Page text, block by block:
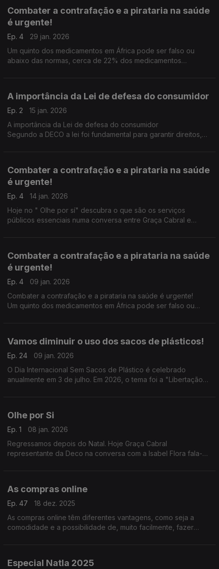
Combater a contrafação e a pirataria na saúde
é urgente!
Ep. 4
29 jan. 2026
Um quinto dos medicamentos em África pode ser falso ou
abaixo das normas, cerca de 22% dos medicamentos
A importância da Lei de defesa do consumidor
Ep. 2
15 jan. 2026
A importância da Lei de defesa do consumidor
Segundo a DECO a lei foi fundamental para garantir direitos,
Combater a contrafação e a pirataria na saúde
é urgente!
Ep. 4
14 jan. 2026
Hoje no " Olhe por sí" descubra o que são os serviços
públicos essenciais numa conversa entre Graça Cabral e
Combater a contrafação e a pirataria na saúde
é urgente!
Ep. 4
09 jan. 2026
Combater a contrafação e a pirataria na saúde é urgente!
Um quinto dos medicamentos em África pode ser falso ou
Vamos diminuir o uso dos sacos de plásticos!
Ep. 24
09 jan. 2026
O Dia Internacional Sem Sacos de Plástico é celebrado
anualmente em 3 de julho. Em 2026, o tema foi a "Libertação
Olhe por Si
Ep. 1
08 jan. 2026
Regressamos depois do Natal. Hoje Graça Cabral
representante da Deco na conversa com a Isabel Flora fala-
As compras online
Ep. 47
18 dez. 2025
As compras online têm diferentes vantagens, como seja a
comodidade e a possibilidade de, muito facilmente, fazer
Especial Natla 2025